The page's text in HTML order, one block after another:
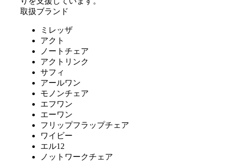
取扱ブランド
ミレッザ
アクト
ノートチェア
アクトリンク
サフィ
アールワン
モノンチェア
エフワン
エーワン
フリップフラップチェア
ワイビー
エル12
ノットワークチェア